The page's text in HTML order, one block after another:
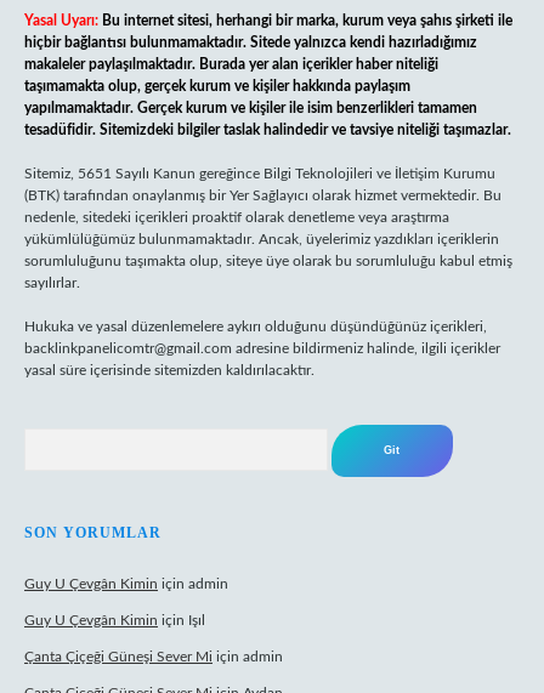
Yasal Uyarı: Bu internet sitesi, herhangi bir marka, kurum veya şahıs şirketi ile
hiçbir bağlantısı bulunmamaktadır. Sitede yalnızca kendi hazırladığımız
makaleler paylaşılmaktadır. Burada yer alan içerikler haber niteliği
taşımamakta olup, gerçek kurum ve kişiler hakkında paylaşım
yapılmamaktadır. Gerçek kurum ve kişiler ile isim benzerlikleri tamamen
tesadüfidir. Sitemizdeki bilgiler taslak halindedir ve tavsiye niteliği taşımazlar.
Sitemiz, 5651 Sayılı Kanun gereğince Bilgi Teknolojileri ve İletişim Kurumu
(BTK) tarafından onaylanmış bir Yer Sağlayıcı olarak hizmet vermektedir. Bu
nedenle, sitedeki içerikleri proaktif olarak denetleme veya araştırma
yükümlülüğümüz bulunmamaktadır. Ancak, üyelerimiz yazdıkları içeriklerin
sorumluluğunu taşımakta olup, siteye üye olarak bu sorumluluğu kabul etmiş
sayılırlar.
Hukuka ve yasal düzenlemelere aykırı olduğunu düşündüğünüz içerikleri,
backlinkpanelicomtr@gmail.com adresine bildirmeniz halinde, ilgili içerikler
yasal süre içerisinde sitemizden kaldırılacaktır.
SON YORUMLAR
Guy U Çevgân Kimin için admin
Guy U Çevgân Kimin için Işıl
Çanta Çiçeği Güneşi Sever Mi için admin